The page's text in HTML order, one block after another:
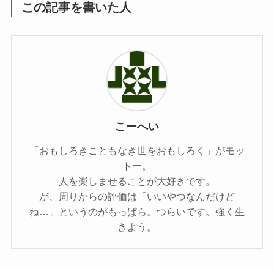
この記事を書いた人
こーへい
「おもしろきこともなき世をおもしろく」がモッ
トー。
人を楽しませることが大好きです。
が、周りからの評価は「いいやつなんだけど
ね…」というのがもっぱら。つらいです。強く生
きよう。